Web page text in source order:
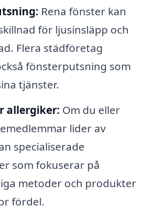
Rena fönster kan
för ljusinsläpp och
Flera städföretag
fönsterputsning som
tjänster.
allergiker: Om du eller
lider av
specialiserade
som fokuserar på
metoder och produkter
fördel.